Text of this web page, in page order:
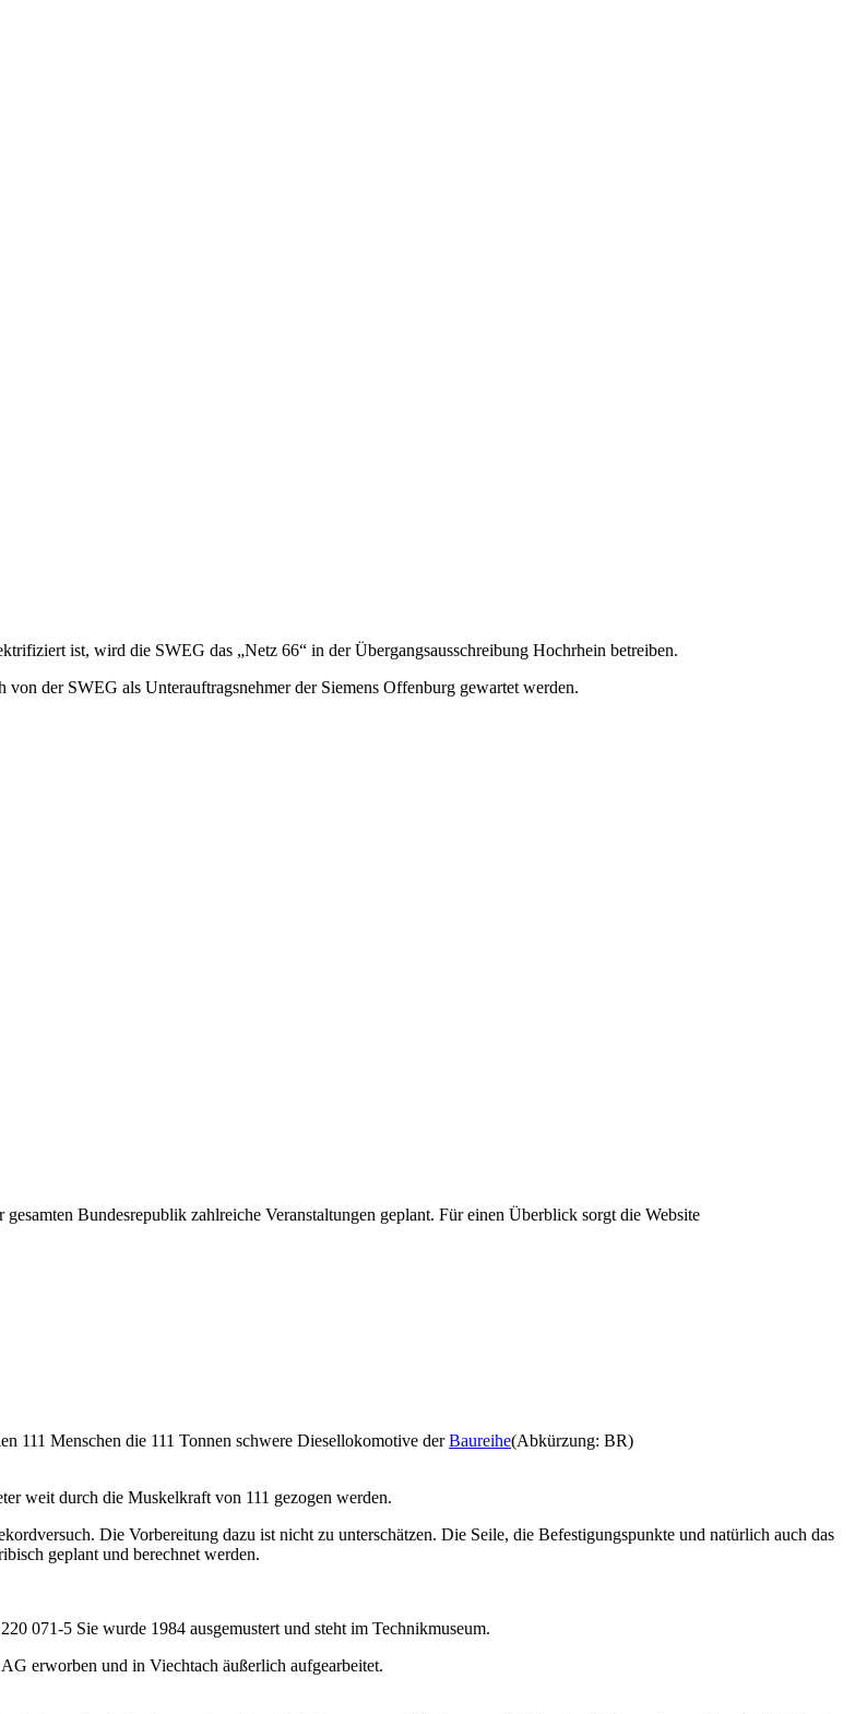
ist, wird die SWEG das „Netz 66“ in der Übergangsausschreibung Hochrhein betreiben.
der SWEG als Unterauftragsnehmer der Siemens Offenburg gewartet werden.
Bundesrepublik zahlreiche Veranstaltungen geplant. Für einen Überblick sorgt die Website
111 Menschen die 111 Tonnen schwere Diesellokomotive derBaureihe(Abkürzung: BR)
weit durch die Muskelkraft von 111 gezogen werden.
Die Vorbereitung dazu ist nicht zu unterschätzen. Die Seile, die Befestigungspunkte und natürlich auch das
geplant und berechnet werden.
071-5 Sie wurde 1984 ausgemustert und steht im Technikmuseum.
erworben und in Viechtach äußerlich aufgearbeitet.